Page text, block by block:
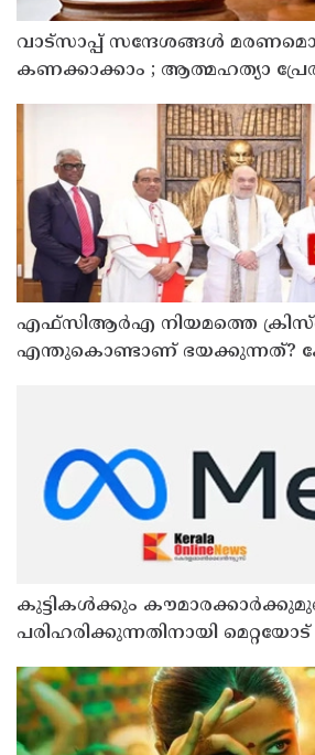
വാട്സാപ്പ് സന്ദേശങ്ങൾ
കണക്കാക്കാം ; ആത്മഹത്യാ
പ്രതികളുടെ ജാമ്യാപേക്ഷ തള്ളി
എഫ്‌സിആര്‍എ നിയമത്തെ
എന്തുകൊണ്ടാണ് ഭയക്കുന്നത്?
കുട്ടികൾക്കും
പരിഹരിക്കുന്നതിനായി മെറ്റയോട്
ഡോളർ നഷ്ടപരിഹാരം